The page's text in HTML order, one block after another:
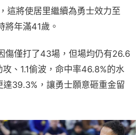
這將使居里繼續為勇士效力至
年滿41歲。
傷僅打了43場，但場均仍有26.6
、1.1偷波，命中率46.8%的水
達39.3%，讓勇士願意砸重金留